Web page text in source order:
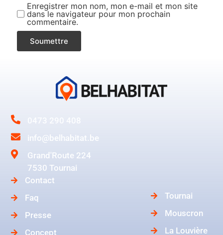
Enregistrer mon nom, mon e-mail et mon site
dans le navigateur pour mon prochain
commentaire.
info@belhabitat.be
Grand'Route 224
7530 Tournai
Tournai
Mouscron
La Louvière
Contact
Faq
Presse
Concept